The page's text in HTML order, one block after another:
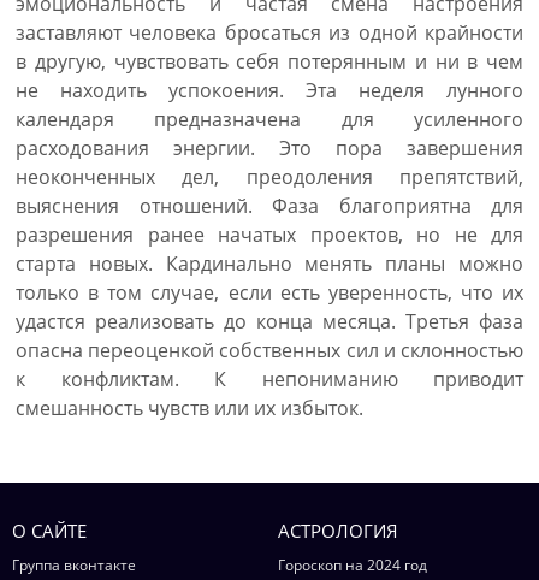
заставляют человека бросаться из одной крайности
в другую, чувствовать себя потерянным и ни в чем
не находить успокоения. Эта неделя лунного
календаря предназначена для усиленного
расходования энергии. Это пора завершения
неоконченных дел, преодоления препятствий,
выяснения отношений. Фаза благоприятна для
разрешения ранее начатых проектов, но не для
старта новых. Кардинально менять планы можно
только в том случае, если есть уверенность, что их
удастся реализовать до конца месяца. Третья фаза
опасна переоценкой собственных сил и склонностью
к конфликтам. К непониманию приводит
смешанность чувств или их избыток.
О САЙТЕ
Группа вконтакте
АСТРОЛОГИЯ
Гороскоп на 2024 год